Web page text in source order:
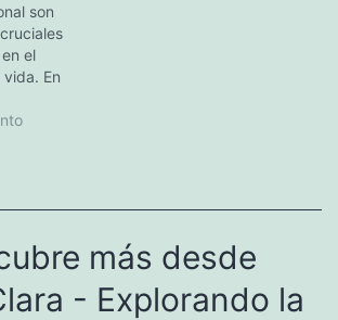
son
el
En
más desde
- Explorando la